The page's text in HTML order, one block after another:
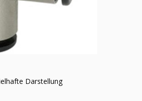
Darstellung